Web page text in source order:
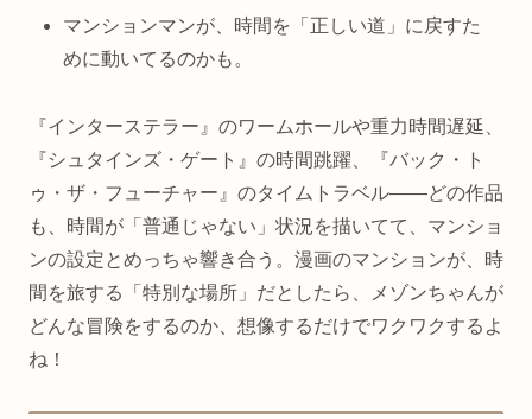
マンションマンが、時間を「正しい道」に戻すた
めに動いてるのかも。
『インターステラー』のワームホールや重力時間遅延、
『シュタインズ・ゲート』の時間跳躍、『バック・ト
ゥ・ザ・フューチャー』のタイムトラベル——どの作品
も、時間が「普通じゃない」状況を描いてて、マンショ
ンの設定とめっちゃ響き合う。漫画のマンションが、時
間を旅する「特別な場所」だとしたら、メゾンちゃんが
どんな冒険をするのか、想像するだけでワクワクするよ
ね！